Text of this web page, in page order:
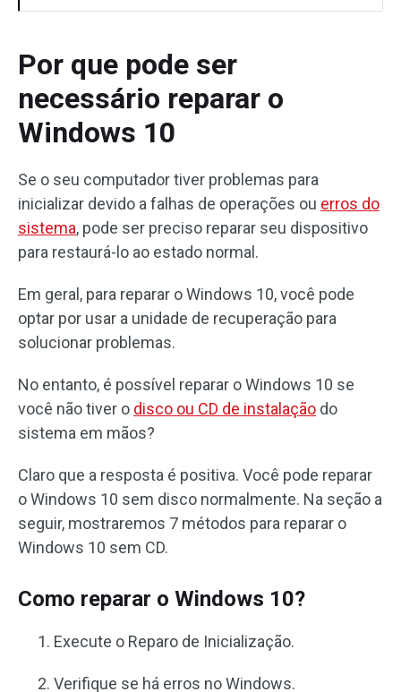
Por que pode ser
necessário reparar o
Windows 10
Se o seu computador tiver problemas para
inicializar devido a falhas de operações ou erros do
sistema, pode ser preciso reparar seu dispositivo
para restaurá-lo ao estado normal.
Em geral, para reparar o Windows 10, você pode
optar por usar a unidade de recuperação para
solucionar problemas.
No entanto, é possível reparar o Windows 10 se
você não tiver o disco ou CD de instalação do
sistema em mãos?
Claro que a resposta é positiva. Você pode reparar
o Windows 10 sem disco normalmente. Na seção a
seguir, mostraremos 7 métodos para reparar o
Windows 10 sem CD.
Como reparar o Windows 10?
Execute o Reparo de Inicialização.
Verifique se há erros no Windows.